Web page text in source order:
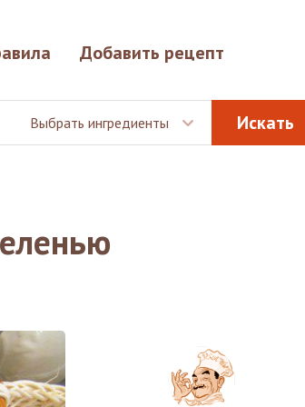
Добавить рецепт
Выбрать ингредиенты